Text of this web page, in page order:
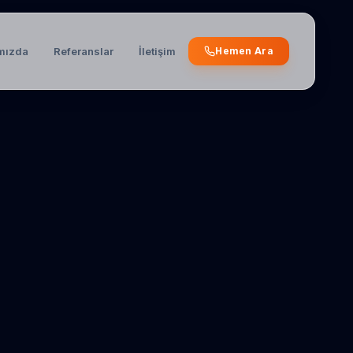
Referanslar İletişim Hemen Ara